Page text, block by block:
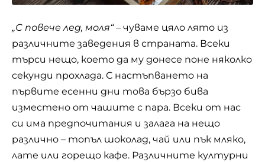
„С повече лед, моля“– чуваме цяло лято из
различните заведения в страната. Всеки
търси нещо, което да му донесе поне няколко
секунди прохлада. С настъпването на
първите есенни дни това бързо бива
изместено от чашите с пара. Всеки от нас
си има предпочитания и залага на нещо
различно – топъл шоколад, чай или пък мляко,
лате или горещо кафе. Различните културни